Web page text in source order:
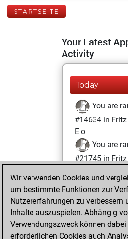
STARTSEITE
Your Latest
Activity
Today
You are
#14634 in
Elo
You are
#21745 in Fritz
Mittwoch,
13, 2021
You
BeautyScore
Wir verwenden Cookies und
um bestimmte Funktionen zur
Nutzererfahrungen zu verbessern
Inhalte auszuspielen. Abhängig
Verwendungszweck können
erforderlichen Cookies auch